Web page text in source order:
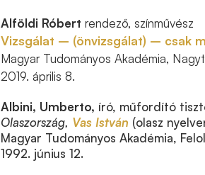
Alföldi Róbert rendező, színművész
Vizsgálat – (önvizsgálat) – csak
Magyar Tudományos Akadémia,
2019. április 8.
Albini, Umberto, író, műfordító
Olaszország, Vas István (olasz
Magyar Tudományos Akadémia,
1992. június 12.